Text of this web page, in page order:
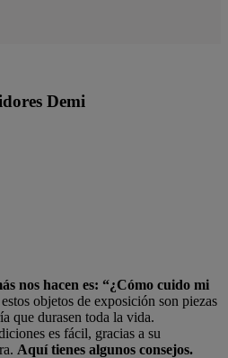
Demi
nos hacen es: “¿Cómo cuido mi
objetos de exposición son piezas
que durasen toda la vida.
es fácil, gracias a su
Aquí tienes algunos consejos.